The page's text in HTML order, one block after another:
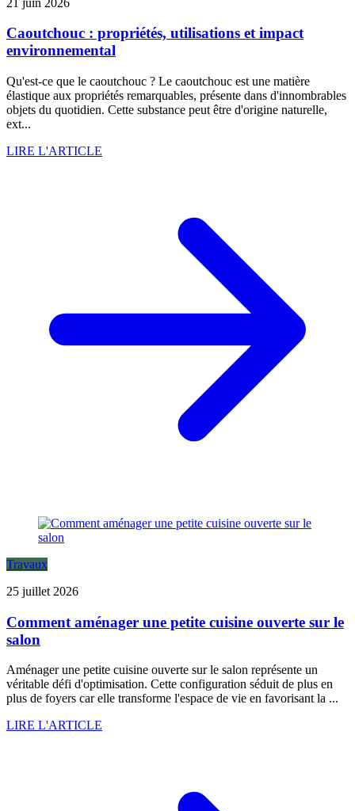
Caoutchouc : propriétés, utilisations et impact
environnemental
Qu'est-ce que le caoutchouc ? Le caoutchouc est une matière
élastique aux propriétés remarquables, présente dans d'innombrables
objets du quotidien. Cette substance peut être d'origine naturelle,
ext...
LIRE L'ARTICLE
Travaux
25 juillet 2026
Comment aménager une petite cuisine ouverte sur le
salon
Aménager une petite cuisine ouverte sur le salon représente un
véritable défi d'optimisation. Cette configuration séduit de plus en
plus de foyers car elle transforme l'espace de vie en favorisant la ...
LIRE L'ARTICLE